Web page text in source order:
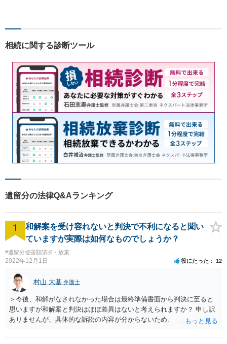
済など幅広い問題に積極的に
談ください。
相続に関する診断ツール
遺留分の法律Q&Aランキング
1
和解案を受け容れないと判決で不利になると聞い
ていますが実際は如何なものでしょうか？
#遺留分侵害額請求・放棄
2022年12月1日 役にたった 12
村山 大基 弁護士
＞今後、和解がなされなかった場合は最終準備書面から判決に至ると
思いますが和解案と判決はほぼ差異はないと考えられますか？ 申し訳
ありませんが、具体的な訴訟の内容が分からないため、 何とも回答が
わかっている代理人弁護士に聞くか、 訴訟資料を持って面談相談に行